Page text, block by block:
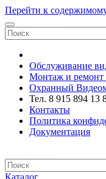
Перейти к
Обслуживание
Монтаж и ремонт
Охранный
Тел. 8 915 894 13
Контакты
Политика
Документация
Каталог